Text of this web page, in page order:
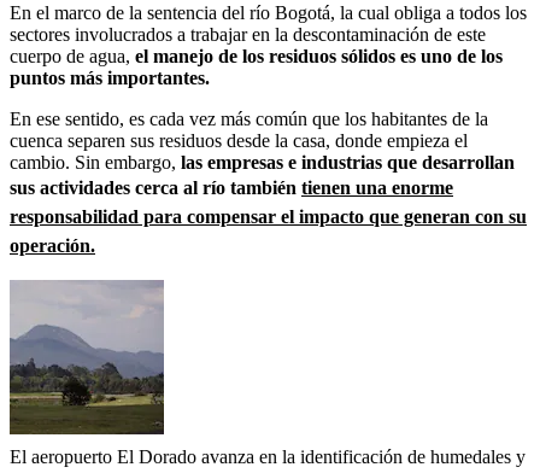
En el marco de la sentencia del río Bogotá, la cual obliga a todos los
sectores involucrados a trabajar en la descontaminación de este
cuerpo de agua, el manejo de los residuos sólidos es uno de los
puntos más importantes.
En ese sentido, es cada vez más común que los habitantes de la
cuenca separen sus residuos desde la casa, donde empieza el
cambio. Sin embargo, las empresas e industrias que desarrollan
sus actividades cerca al río también tienen una enorme
responsabilidad para compensar el impacto que generan con su
operación.
El aeropuerto El Dorado avanza en la identificación de humedales y